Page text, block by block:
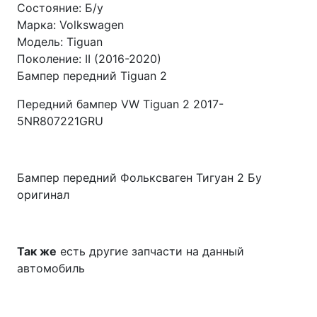
Состояние: Б/у
Марка: Volkswagen
Модель: Tiguan
Поколение: II (2016-2020)
Бампер передний Tiguan 2
Передний бампер VW Tiguan 2 2017-
5NR807221GRU
Бампер передний Фольксваген Тигуан 2 Бу
оригинал
Так же есть другие запчасти на данный
автомобиль